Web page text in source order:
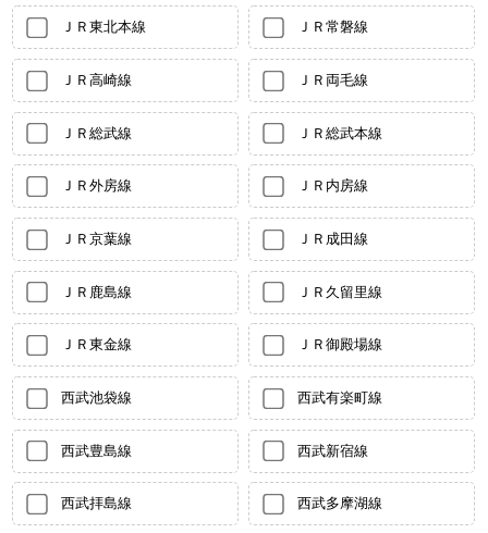
ＪＲ東北本線 ＪＲ常磐線
ＪＲ高崎線 ＪＲ両毛線
ＪＲ総武線 ＪＲ総武本線
ＪＲ外房線 ＪＲ内房線
ＪＲ京葉線 ＪＲ成田線
ＪＲ鹿島線 ＪＲ久留里線
ＪＲ東金線 ＪＲ御殿場線
西武池袋線 西武有楽町線
西武豊島線 西武新宿線
西武拝島線 西武多摩湖線